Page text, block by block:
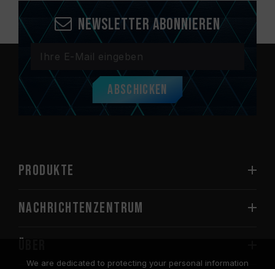
Newsletter abonnieren
Abschicken
PRODUKTE
Nachrichtenzentrum
Über
We are dedicated to protecting your personal information